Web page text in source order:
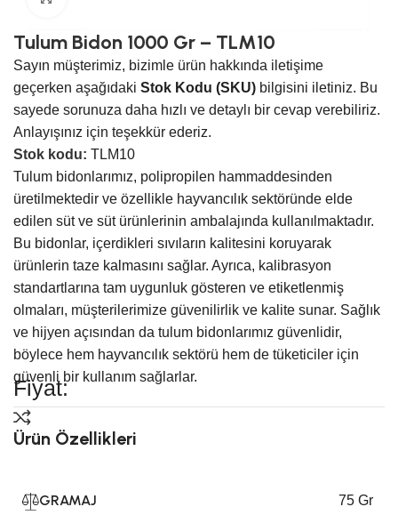
Tulum Bidon 1000 Gr – TLM10
Sayın müşterimiz, bizimle ürün hakkında iletişime
geçerken aşağıdaki Stok Kodu (SKU) bilgisini iletiniz. Bu
sayede sorunuza daha hızlı ve detaylı bir cevap verebiliriz.
Anlayışınız için teşekkür ederiz.
Stok kodu: TLM10
Tulum bidonlarımız, polipropilen hammaddesinden
üretilmektedir ve özellikle hayvancılık sektöründe elde
edilen süt ve süt ürünlerinin ambalajında kullanılmaktadır.
Bu bidonlar, içerdikleri sıvıların kalitesini koruyarak
ürünlerin taze kalmasını sağlar. Ayrıca, kalibrasyon
standartlarına tam uygunluk gösteren ve etiketlenmiş
olmaları, müşterilerimize güvenilirlik ve kalite sunar. Sağlık
ve hijyen açısından da tulum bidonlarımız güvenlidir,
böylece hem hayvancılık sektörü hem de tüketiciler için
güvenli bir kullanım sağlarlar.
Fiyat:
Ürün Özellikleri
GRAMAJ 75 Gr